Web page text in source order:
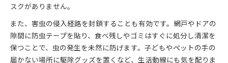
スクがありません。
また、害虫の侵入経路を封鎖することも有効です。網戸やドアの
隙間に防虫テープを貼り、食べ残しやゴミはすぐに処分し清潔を
保つことで、虫の発生を未然に防げます。子どもやペットの手の
届かない場所に駆除グッズを置くなど、生活動線にも気を配りま